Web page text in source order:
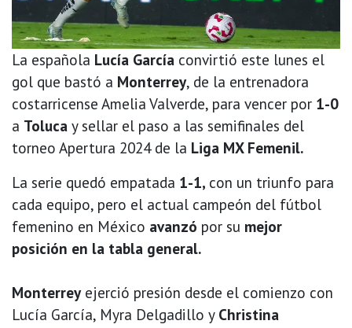
La española Lucía García convirtió este lunes el
gol que bastó a Monterrey, de la entrenadora
costarricense Amelia Valverde, para vencer por 1-0
a Toluca y sellar el paso a las semifinales del
torneo Apertura 2024 de la Liga MX Femenil.
La serie quedó empatada 1-1, con un triunfo para
cada equipo, pero el actual campeón del fútbol
femenino en México avanzó por su mejor
posición en la tabla general.
Monterreyejerció presión desde el comienzo con
Lucía García, Myra Delgadillo y Christina